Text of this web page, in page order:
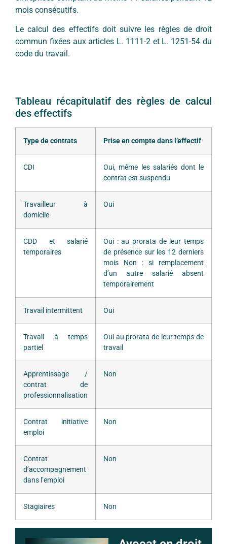
mois consécutifs.
Le calcul des effectifs doit suivre les règles de droit
commun fixées aux articles L. 1111-2 et L. 1251-54 du
code du travail.
Tableau récapitulatif des règles de calcul
des effectifs
Type de contrats Prise en compte dans l’effectif
CDI
Oui, même les salariés dont le
contrat est suspendu
Travailleur à
domicile
Oui
CDD et salarié
temporaires
Oui : au prorata de leur temps
de présence sur les 12 derniers
mois Non : si remplacement
d’un autre salarié absent
temporairement
Travail intermittent Oui
Travail à temps
partiel
Oui au prorata de leur temps de
travail
Apprentissage /
contrat de
professionnalisation
Non
Contrat initiative
emploi
Non
Contrat
d’accompagnement
dans l’emploi
Non
Stagiaires Non